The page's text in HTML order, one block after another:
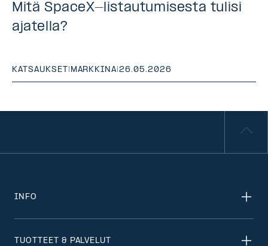
Mitä SpaceX-listautumisesta tulisi
ajatella?
KATSAUKSET | MARKKINA|26.05.2026
INFO
TUOTTEET & PALVELUT